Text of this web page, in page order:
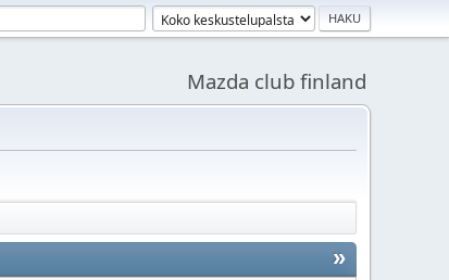
Mazda club finland
»